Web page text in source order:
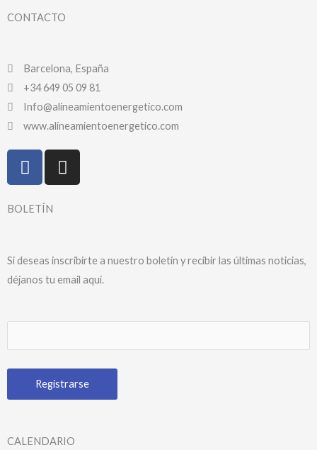
CONTACTO
Barcelona, España
+34 649 05 09 81
Info@alineamientoenergetico.com
www.alineamientoenergetico.com
F
a
e
o
k
f
I
n
r
a
BOLETÍN
Si deseas inscribirte a nuestro boletín y recibir las últimas noticias,
déjanos tu email aquí.
CALENDARIO